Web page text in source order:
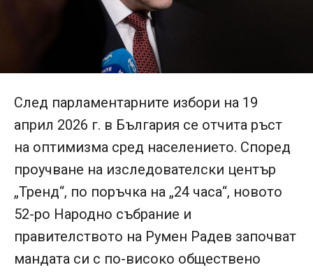
След парламентарните избори на 19
април 2026 г. в България се отчита ръст
на оптимизма сред населението. Според
проучване на изследователски център
„Тренд“, по поръчка на „24 часа“, новото
52-ро Народно събрание и
правителството на Румен Радев започват
мандата си с по-високо обществено